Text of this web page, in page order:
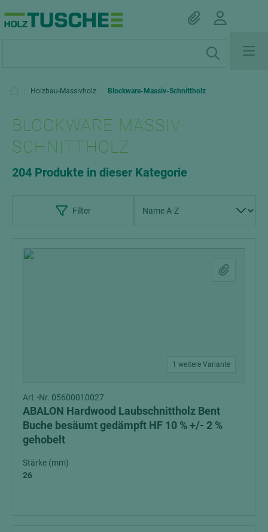
Holzbau-Massivholz Blockware-Massiv-Schnittholz
BLOCKWARE-MASSIV-
SCHNITTHOLZ
204 Produkte in dieser Kategorie
Filter
1 weitere Variante
Art.-Nr. 05600010027
ABALON Hardwood Laubschnittholz Bent
Buche besäumt gedämpft HF 10 % +/- 2 %
gehobelt
Stärke (mm)
26